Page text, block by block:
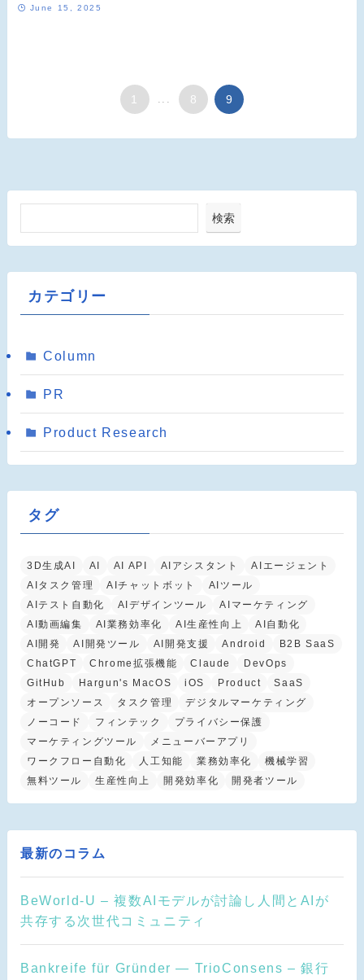
June 15, 2025
1 8 9
検索
カテゴリー
Column
PR
Product Research
タグ
3D生成AI AI AI API AIアシスタント
AIエージェント
AIタスク管理
AIチャットボット
AIツール
AIテスト自動化
AIデザインツール
AIマーケティング
AI動画編集
AI業務効率化 AI生産性向上
AI自動化
AI開発
AI開発ツール AI開発支援 Android
B2B SaaS
ChatGPT
Chrome拡張機能 Claude
DevOps
GitHub
Hargun's MacOS iOS Product
SaaS
オープンソース
タスク管理
デジタルマーケティング
ノーコード
フィンテック
プライバシー保護
マーケティングツール
メニューバーアプリ
ワークフロー自動化
人工知能 業務効率化
機械学習
無料ツール
生産性向上 開発効率化 開発者ツール
最新のコラム
BeWorld-U – 複数AIモデルが討論し人間とAIが
共存する次世代コミュニティ
Bankreife für Gründer — TrioConsens – 銀行